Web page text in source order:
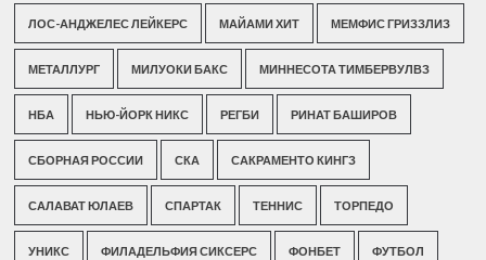
ЛОС-АНДЖЕЛЕС ЛЕЙКЕРС МАЙАМИ ХИТ МЕМФИС ГРИЗЗЛИЗ
МЕТАЛЛУРГ МИЛУОКИ БАКС МИННЕСОТА ТИМБЕРВУЛВЗ
НБА НЬЮ-ЙОРК НИКС РЕГБИ РИНАТ БАШИРОВ
СБОРНАЯ РОССИИ СКА САКРАМЕНТО КИНГЗ
САЛАВАТ ЮЛАЕВ СПАРТАК ТЕННИС ТОРПЕДО
УНИКС ФИЛАДЕЛЬФИЯ СИКСЕРС ФОНБЕТ ФУТБОЛ